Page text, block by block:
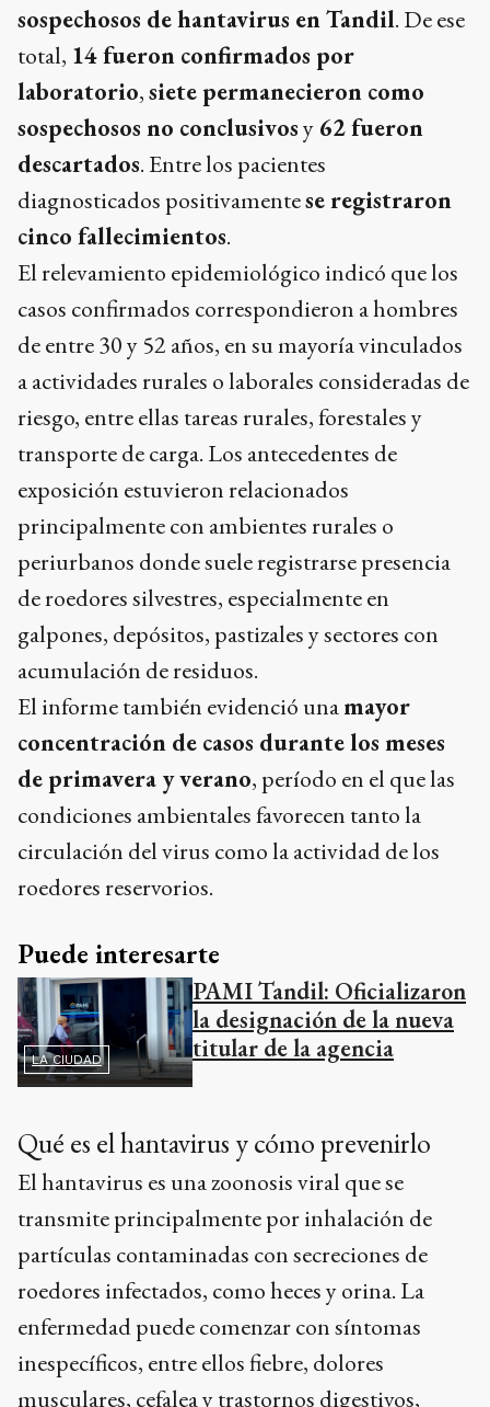
sospechosos de hantavirus en Tandil. De ese
total, 14 fueron confirmados por
laboratorio,siete permanecieron como
sospechosos no conclusivosy 62 fueron
descartados. Entre los pacientes
diagnosticados positivamentese registraron
cinco fallecimientos.
El relevamiento epidemiológico indicó que los
casos confirmados correspondieron a hombres
de entre 30 y 52 años, en su mayoría vinculados
a actividades rurales o laborales consideradas de
riesgo, entre ellas tareas rurales, forestales y
transporte de carga. Los antecedentes de
exposición estuvieron relacionados
principalmente con ambientes rurales o
periurbanos donde suele registrarse presencia
de roedores silvestres, especialmente en
galpones, depósitos, pastizales y sectores con
acumulación de residuos.
El informe también evidenció unamayor
concentración de casos durante los meses
de primavera y verano, período en el que las
condiciones ambientales favorecen tanto la
circulación del virus como la actividad de los
roedores reservorios.
Puede interesarte
LA CIUDAD
PAMI Tandil: Oficializaron
la designación de la nueva
titular de la agencia
Qué es el hantavirus y cómo prevenirlo
El hantavirus es una zoonosis viral que se
transmite principalmente por inhalación de
partículas contaminadas con secreciones de
roedores infectados, como heces y orina. La
enfermedad puede comenzar con síntomas
inespecíficos, entre ellos fiebre, dolores
musculares, cefalea y trastornos digestivos,